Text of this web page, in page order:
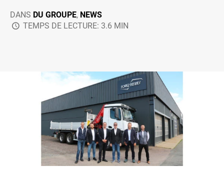
DANS DU GROUPE, NEWS
TEMPS DE LECTURE: 3.6 MIN